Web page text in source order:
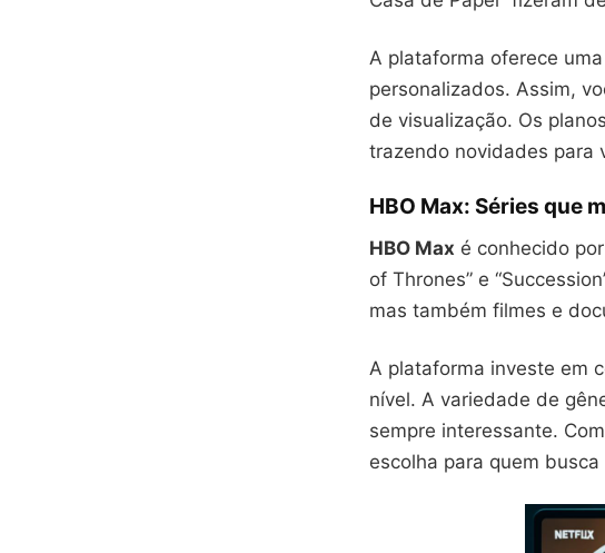
A plataforma oferece
personalizados. Assim,
de visualização. Os
trazendo novidades para
HBO Max: Séries que
HBO Max é conhecido
of Thrones” e
mas também filmes e
A plataforma investe em
nível. A variedade de
sempre interessante.
escolha para quem